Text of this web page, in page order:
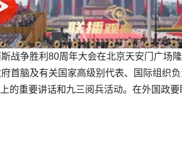
战争胜利80周年大会在北京天安门广场
首脑及有关国家高级别代表、国际组织负
的重要讲话和九三阅兵活动。在外国政